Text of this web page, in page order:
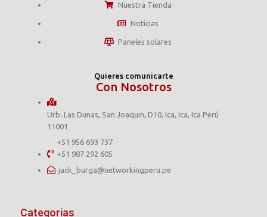
Nuestra Tienda
Noticias
Paneles solares
Quieres comunicarte
Con Nosotros
Urb. Las Dunas, San Joaquin, D10, Ica, Ica, Ica Perú
11001
+51 956 693 737
+51 987 292 605
jack_burga@networkingperu.pe
Categorias